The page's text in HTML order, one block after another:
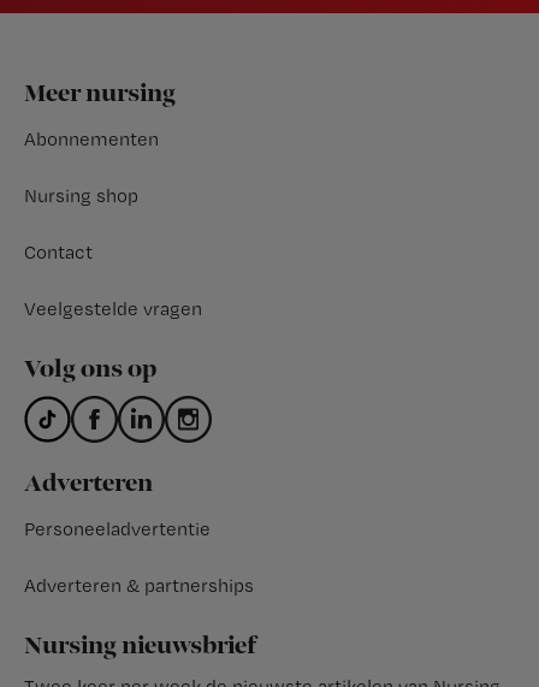
Footer
Meer nursing
Abonnementen
Nursing shop
Contact
Veelgestelde vragen
Volg ons op
Adverteren
Personeeladvertentie
Adverteren & partnerships
Nursing nieuwsbrief